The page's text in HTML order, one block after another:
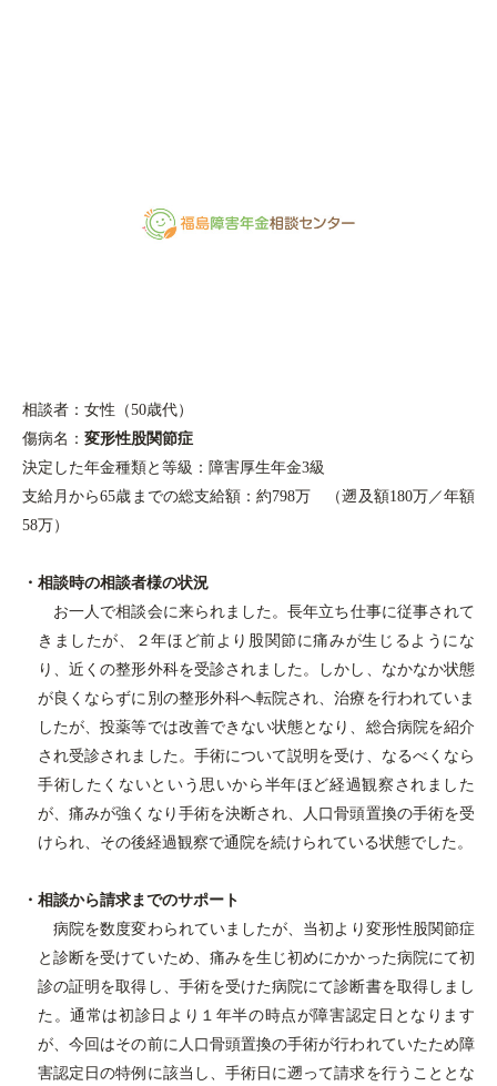
相談者：女性（50歳代）
傷病名： 変形性股関節症
決定した年金種類と等級：障害厚生年金3級
支給月から65歳までの総支給額：約798万 （遡及額180万／年額
58万）
・相談時の相談者様の状況
お一人で相談会に来られました。長年立ち仕事に従事されて
きましたが、２年ほど前より股関節に痛みが生じるようにな
り、近くの整形外科を受診されました。しかし、なかなか状態
が良くならずに別の整形外科へ転院され、治療を行われていま
したが、投薬等では改善できない状態となり、総合病院を紹介
され受診されました。手術について説明を受け、なるべくなら
手術したくないという思いから半年ほど経過観察されました
が、痛みが強くなり手術を決断され、人口骨頭置換の手術を受
けられ、その後経過観察で通院を続けられている状態でした。
・相談から請求までのサポート
病院を数度変わられていましたが、当初より変形性股関節症
と診断を受けていため、痛みを生じ初めにかかった病院にて初
診の証明を取得し、手術を受けた病院にて診断書を取得しまし
た。通常は初診日より１年半の時点が障害認定日となります
が、今回はその前に人口骨頭置換の手術が行われていたため障
害認定日の特例に該当し、手術日に遡って請求を行うこととな